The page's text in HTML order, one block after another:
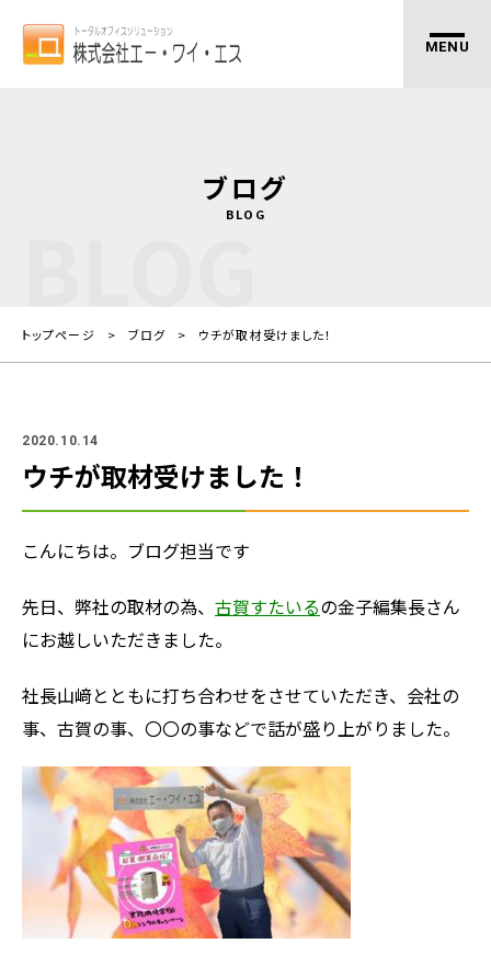
ブログ
BLOG
トップページ ブログ ウチが取材受けました！
2020.10.14
ウチが取材受けました！
こんにちは。ブログ担当です
先日、弊社の取材の為、 古賀すたいるの金子編集長さん
にお越しいただきました。
社長山﨑とともに打ち合わせをさせていただき、会社の
事、古賀の事、〇〇の事などで話が盛り上がりました。